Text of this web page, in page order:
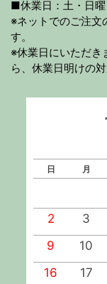
■休業日：土・日曜
※ネットでのご注文
す。
※休業日にいただき
ら、休業日明けの
日 月
2
3
9
10
16
17